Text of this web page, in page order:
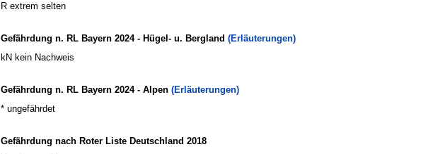
R extrem selten
Gefährdung n. RL Bayern 2024 - Hügel- u. Bergland (Erläuterungen)
kN kein Nachweis
Gefährdung n. RL Bayern 2024 - Alpen (Erläuterungen)
* ungefährdet
Gefährdung nach Roter Liste Deutschland 2018